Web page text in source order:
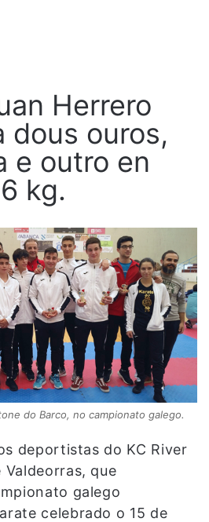
Herrero
dous ouros,
e outro en
kg.
do Barco, no campionato galego.
deportistas do KC River
que
galego
celebrado o 15 de